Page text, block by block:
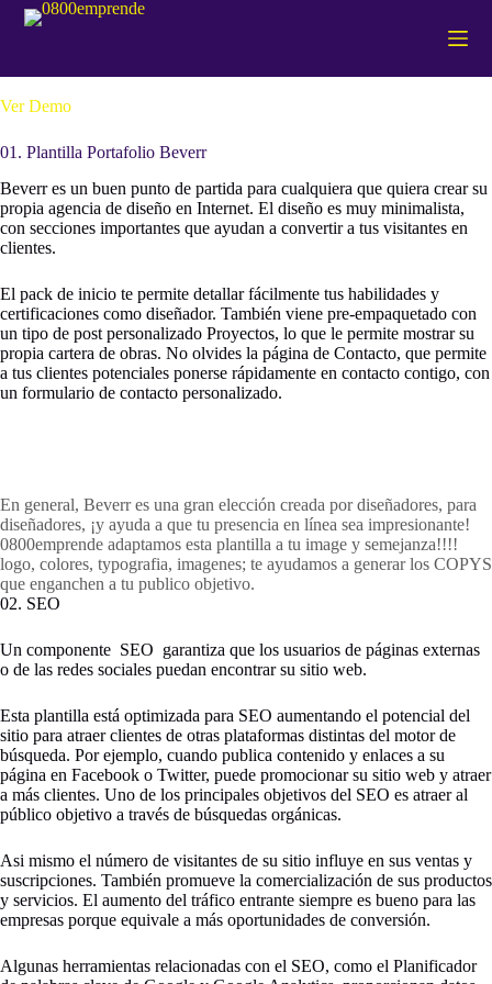
S
t
a
o
n
t
e
i
d
o
Ver Demo
01. Plantilla Portafolio Beverr
Beverr es un buen punto de partida para cualquiera que quiera crear su
propia agencia de diseño en Internet. El diseño es muy minimalista,
con secciones importantes que ayudan a convertir a tus visitantes en
clientes.
El pack de inicio te permite detallar fácilmente tus habilidades y
certificaciones como diseñador. También viene pre-empaquetado con
un tipo de post personalizado Proyectos, lo que le permite mostrar su
propia cartera de obras. No olvides la página de Contacto, que permite
a tus clientes potenciales ponerse rápidamente en contacto contigo, con
un formulario de contacto personalizado.
En general, Beverr es una gran elección creada por diseñadores, para
diseñadores, ¡y ayuda a que tu presencia en línea sea impresionante!
0800emprende adaptamos esta plantilla a tu image y semejanza!!!!
logo, colores, typografia, imagenes; te ayudamos a generar los COPYS
que enganchen a tu publico objetivo.
02. SEO
Un componente SEO garantiza que los usuarios de páginas externas
o de las redes sociales puedan encontrar su sitio web.
Esta plantilla está optimizada para SEO aumentando el potencial del
sitio para atraer clientes de otras plataformas distintas del motor de
búsqueda. Por ejemplo, cuando publica contenido y enlaces a su
página en Facebook o Twitter, puede promocionar su sitio web y atraer
a más clientes. Uno de los principales objetivos del SEO es atraer al
público objetivo a través de búsquedas orgánicas.
Asi mismo el número de visitantes de su sitio influye en sus ventas y
suscripciones. También promueve la comercialización de sus productos
y servicios. El aumento del tráfico entrante siempre es bueno para las
empresas porque equivale a más oportunidades de conversión.
Algunas herramientas relacionadas con el SEO, como el Planificador